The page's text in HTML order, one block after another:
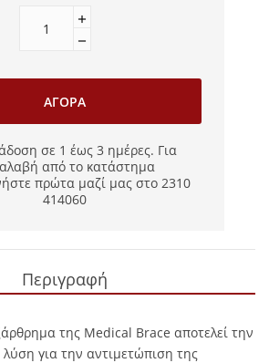
ΑΓΟΡΆ
σε 1 έως 3 ημέρες. Για
από το κατάστημα
πρώτα μαζί μας στο 2310
414060
Περιγραφή
της Medical Brace αποτελεί την
λύση για την αντιμετώπιση της